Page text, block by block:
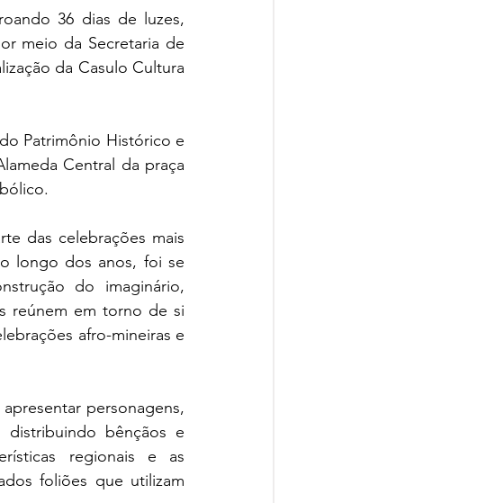
36 dias de luzes,
meio da Secretaria de
da Casulo Cultura
Patrimônio Histórico e
Central da praça
das celebrações mais
longo dos anos, foi se
do imaginário,
reúnem em torno de si
afro-mineiras e
personagens,
bênçãos e
regionais e as
foliões que utilizam